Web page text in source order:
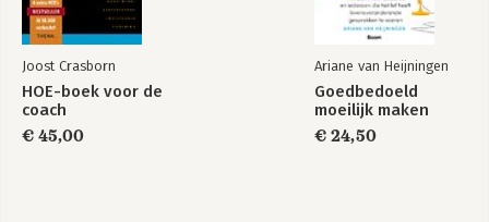
Joost Crasborn
HOE-boek voor de
coach
€ 45,00
Ariane van Heijningen
Goedbedoeld
moeilijk maken
€ 24,50